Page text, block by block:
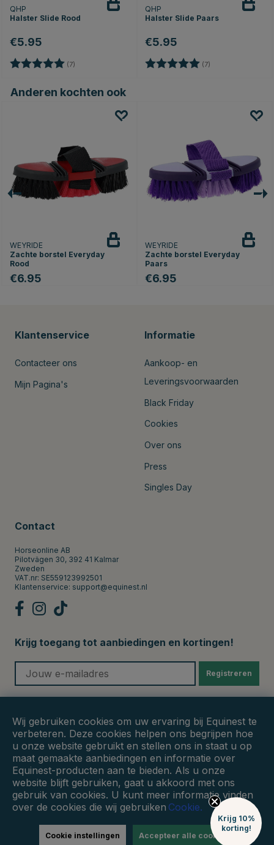
QHP
Halster Slide Rood
€5.95
Beoordeling: (7)
QHP
Halster Slide Paars
€5.95
Beoordeling: (7)
Anderen kochten ook
WEYRIDE
Zachte borstel Everyday
Rood
€6.95
WEYRIDE
Zachte borstel Everyday
Paars
€6.95
Klantenservice
Contacteer ons
Mijn Pagina's
Informatie
Aankoop- en
Leveringsvoorwaarden
Black Friday
Cookies
Over ons
Press
Singles Day
Contact
Horseonline AB
Pilotvägen 30, 392 41 Kalmar
Zweden
VAT.nr: SE559123992501
Klantenservice: support@equinest.nl
Krijg toegang tot aanbiedingen en kortingen!
Registreren
Wij gebruiken cookies om uw ervaring bij Equinest te
verbeteren. Deze cookies helpen ons begrijpen hoe
u onze website gebruikt en stellen ons in staat u op
maat gemaakte aanbiedingen en informatie over
Equinest-producten aan te bieden. Als u onze
website blijft gebruiken, gaat u akkoord met ons
gebruik van cookies. U kunt meer informatie vinden
over de cookies die wij gebruiken Cookie.
Cookie instellingen Accepteer alle cookies
Krijg 10%
korting!